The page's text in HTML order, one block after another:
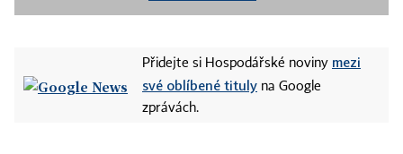
Přidejte si Hospodářské noviny mezi
své oblíbené tituly na Google
zprávách.